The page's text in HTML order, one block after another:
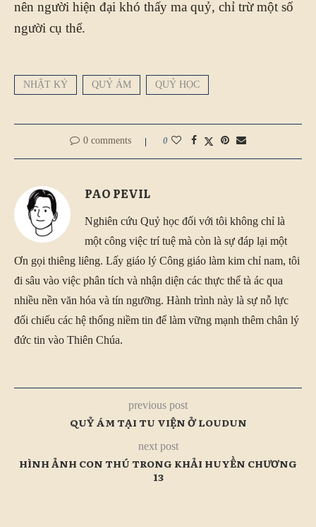
nên người hiện đại khó thấy ma quỷ, chỉ trừ một số
người cụ thể.
NHẬT KÝ QUỶ ÁM QUỶ HỌC
0 comments 0
PAO PEVIL
Nghiên cứu Quỷ học đối với tôi không chỉ là
một công việc trí tuệ mà còn là sự đáp lại một
Ơn gọi thiêng liêng. Lấy giáo lý Công giáo làm kim chỉ nam, tôi
đi sâu vào việc phân tích và nhận diện các thực thể tà ác qua
nhiều nền văn hóa và tín ngưỡng. Hành trình này là sự nỗ lực
đối chiếu các hệ thống niềm tin để làm vững mạnh thêm chân lý
đức tin vào Thiên Chúa.
previous post
QUỶ ÁM TẠI TU VIỆN Ở LOUDUN
next post
HÌNH ẢNH CON THÚ TRONG KHẢI HUYỀN CHƯƠNG
13